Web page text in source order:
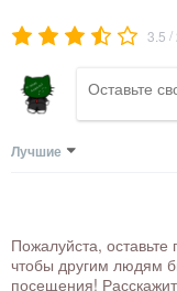
3.5 /
Лучшие
Пожалуйста,
чтобы другим людям
посещения!